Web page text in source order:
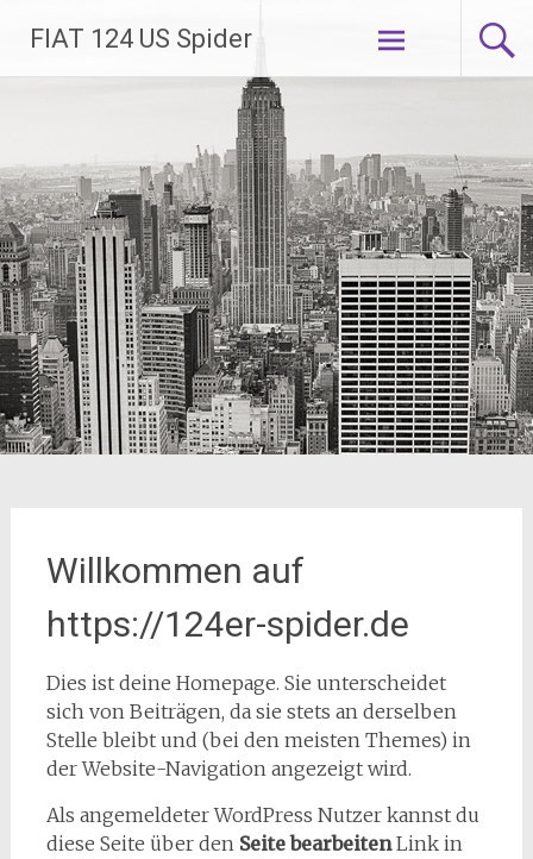
Inhalt
springen
FIAT 124 US Spider
Willkommen auf
https://124er-spider.de
Dies ist deine Homepage. Sie unterscheidet
sich von Beiträgen, da sie stets an derselben
Stelle bleibt und (bei den meisten Themes) in
der Website-Navigation angezeigt wird.
Als angemeldeter WordPress Nutzer kannst du
diese Seite über den Seite bearbeitenLink in